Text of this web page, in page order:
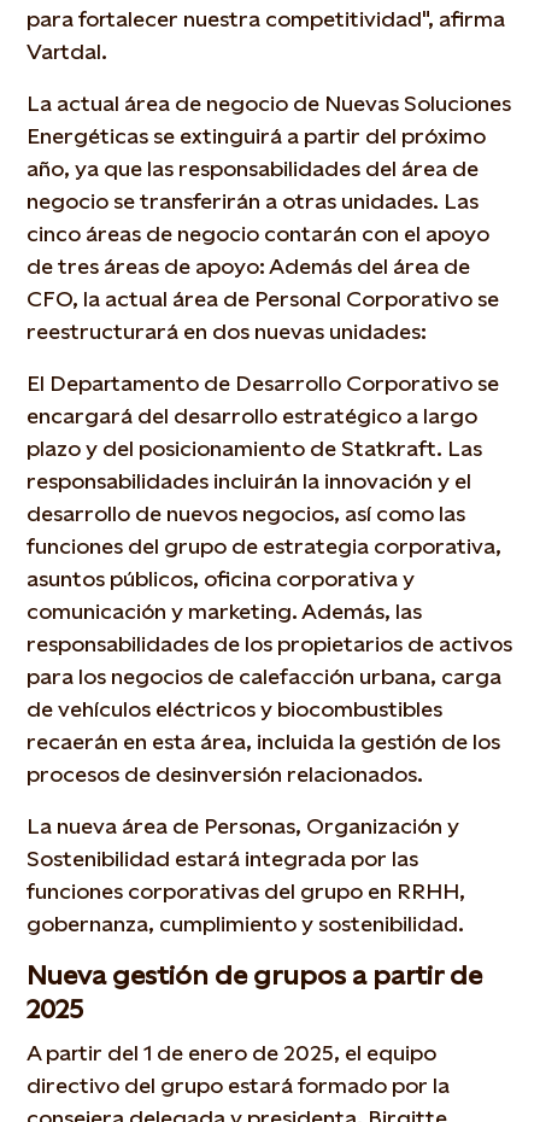
para fortalecer nuestra competitividad", afirma
Vartdal.
La actual área de negocio de Nuevas Soluciones
Energéticas se extinguirá a partir del próximo
año, ya que las responsabilidades del área de
negocio se transferirán a otras unidades. Las
cinco áreas de negocio contarán con el apoyo
de tres áreas de apoyo: Además del área de
CFO, la actual área de Personal Corporativo se
reestructurará en dos nuevas unidades:
El Departamento de Desarrollo Corporativo se
encargará del desarrollo estratégico a largo
plazo y del posicionamiento de Statkraft. Las
responsabilidades incluirán la innovación y el
desarrollo de nuevos negocios, así como las
funciones del grupo de estrategia corporativa,
asuntos públicos, oficina corporativa y
comunicación y marketing. Además, las
responsabilidades de los propietarios de activos
para los negocios de calefacción urbana, carga
de vehículos eléctricos y biocombustibles
recaerán en esta área, incluida la gestión de los
procesos de desinversión relacionados.
La nueva área de Personas, Organización y
Sostenibilidad estará integrada por las
funciones corporativas del grupo en RRHH,
gobernanza, cumplimiento y sostenibilidad.
Nueva gestión de grupos a partir de
2025
A partir del 1 de enero de 2025, el equipo
directivo del grupo estará formado por la